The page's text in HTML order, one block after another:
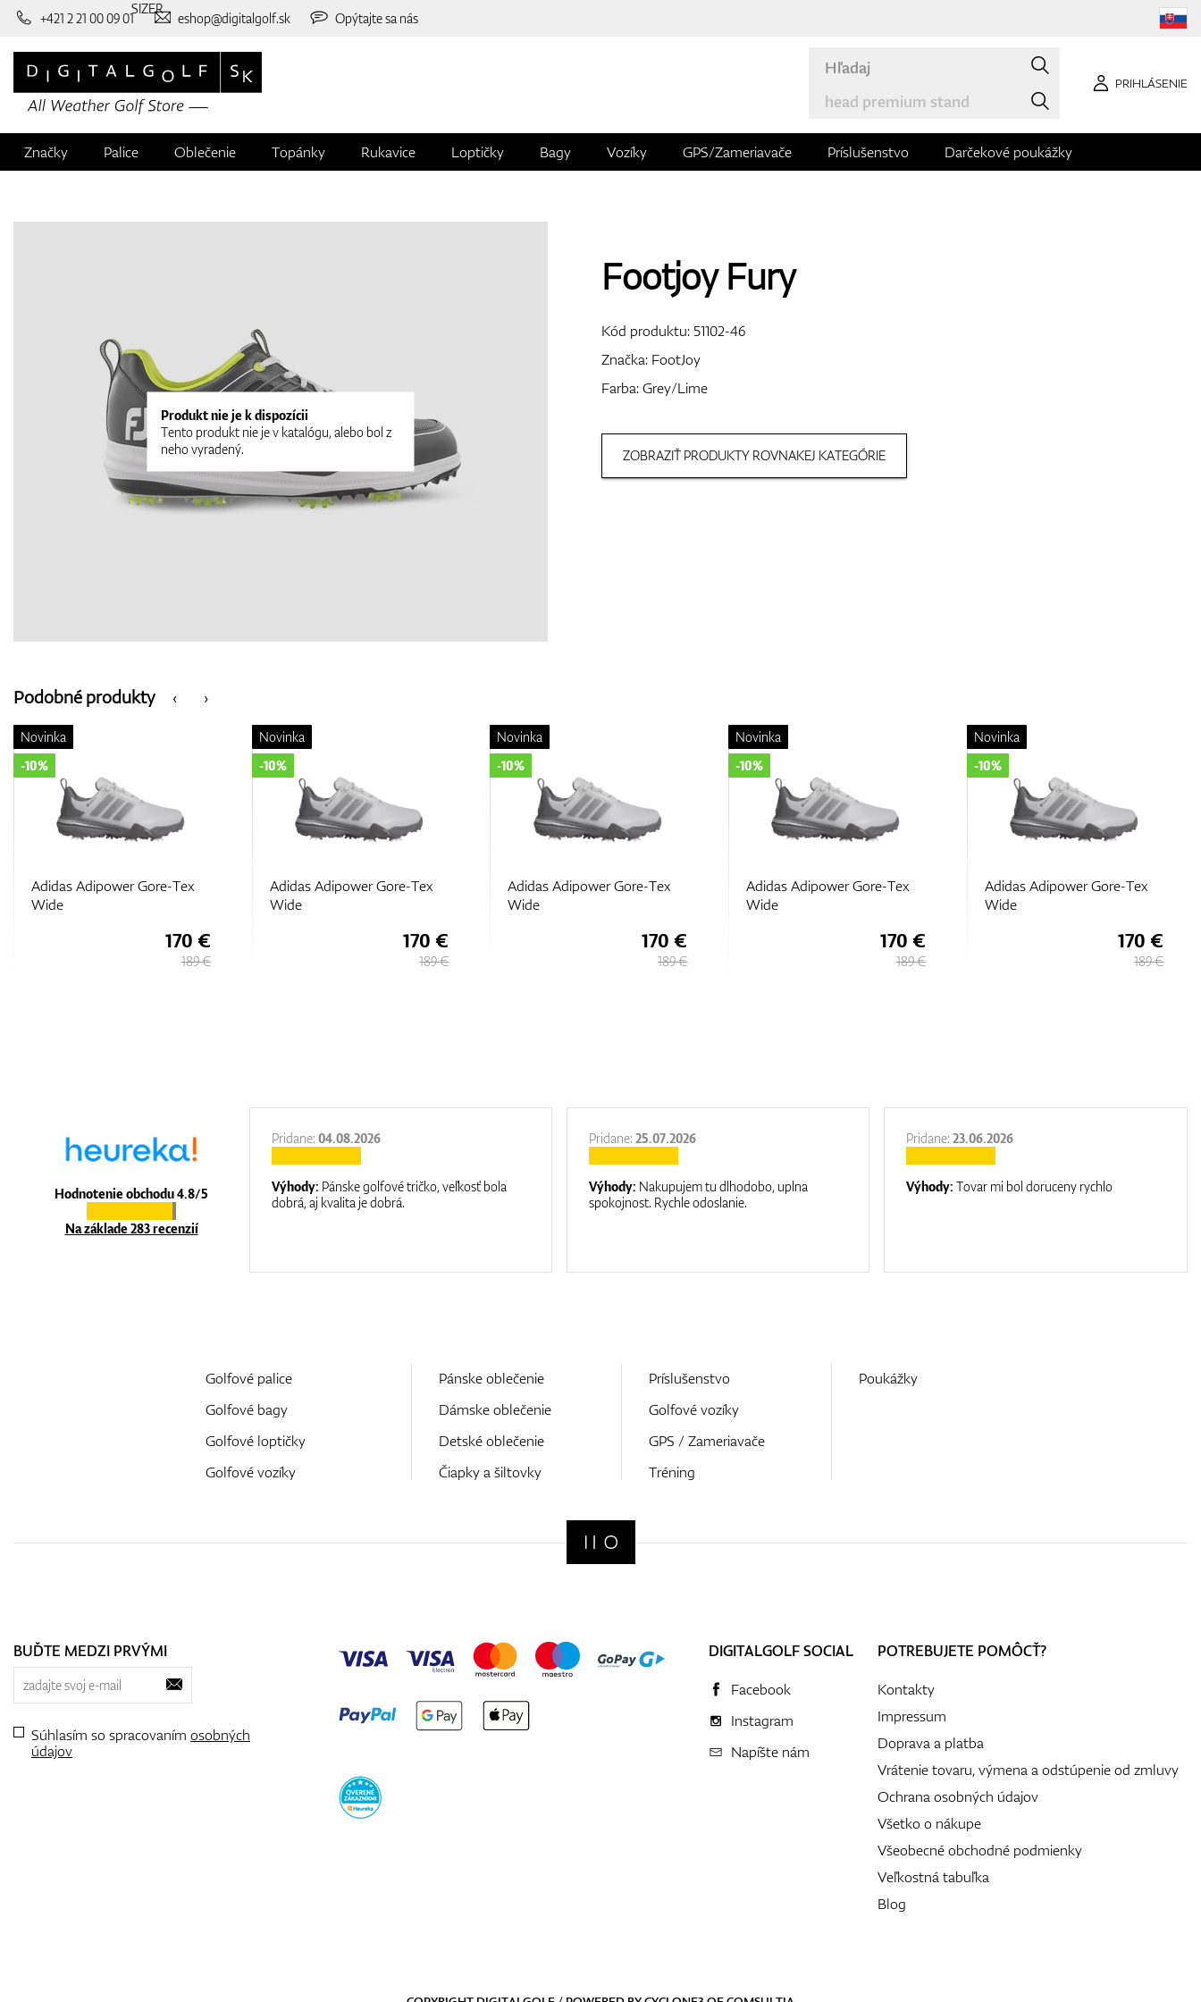
+421 2 21 00 09 01 eshop@digitalgolf.sk Opýtajte sa nás
PRIHLÁSENIE
Značky Palice Oblečenie Topánky Rukavice Loptičky Bagy Vozíky GPS/Zameriavače Príslušenstvo Darčekové poukážky
Produkt nie je k dispozícii
Tento produkt nie je v katalógu, alebo bol z
neho vyradený.
Footjoy Fury
Kód produktu:51102-46
Značka: FootJoy
Farba: Grey/Lime
ZOBRAZIŤ PRODUKTY ROVNAKEJ KATEGÓRIE
‹
Podobné produkty ›
Adidas Adipower Gore-Tex
Wide
Novinka
-10%
170 €
189 €
Adidas Adipower Gore-Tex
Wide
Novinka
-10%
170 €
189 €
Adidas Adipower Gore-Tex
Wide
Novinka
-10%
170 €
189 €
Adidas Adipower Gore-Tex
Wide
Novinka
-10%
170 €
189 €
Adidas Adipower Gore-Tex
Wide
Novinka
-10%
170 €
189 €
Hodnotenie obchodu 4.8/5
Na základe 283 recenzií
It is a great shop where they help you
Pridane:04.08.2026
Výhody: Pánske golfové tričko, veľkosť bola
dobrá, aj kvalita je dobrá.
Pridane:25.07.2026
Výhody: Nakupujem tu dlhodobo, uplna
spokojnost. Rychle odoslanie.
Pridane:23.06.2026
Výhody:Tovar mi bol doruceny rychlo
Golfové palice
Golfové bagy
Golfové loptičky
Golfové vozíky
Pánske oblečenie
Dámske oblečenie
Detské oblečenie
Čiapky a šiltovky
Príslušenstvo
Golfové vozíky
GPS / Zameriavače
Tréning
Poukážky
BUĎTE MEDZI PRVÝMI
Súhlasím so spracovaním osobných
údajov
DIGITALGOLF SOCIAL
Facebook
Instagram
Napíšte nám
POTREBUJETE POMÔCŤ?
Kontakty
Impressum
Doprava a platba
Vrátenie tovaru, výmena a odstúpenie od zmluvy
Ochrana osobných údajov
Všetko o nákupe
Všeobecné obchodné podmienky
Veľkostná tabuľka
Blog
SIZER